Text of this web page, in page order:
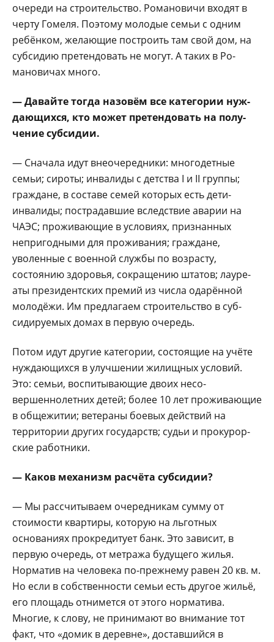
очереди на строитель­ство. Романовичи входят в
черту Гомеля. Поэтому молодые семьи с одним
ребёнком, желающие по­строить там свой дом, на
субсидию претендовать не могут. А таких в Ро­
мановичах много.
— Давайте тогда назо­вём все категории нуж­
дающихся, кто может претендовать на полу­
чение субсидии.
— Сначала идут вне­очередники: многодет­ные
семьи; сироты; ин­валиды с детства I и II группы;
граждане, в со­ставе семей которых есть дети-
инвалиды; постра­давшие вследствие ава­рии на
ЧАЭС; прожива­ющие в условиях, при­знанных
непригодными для проживания; граж­дане,
уволенные с воен­ной службы по возрасту,
состоянию здоровья, со­кращению штатов; лауре­
аты президентских пре­мий из числа одарённой
молодёжи. Им предлага­ем строительство в суб­
сидируемых домах в пер­вую очередь.
Потом идут другие ка­тегории, состоящие на учёте
нуждающихся в улучшении жилищных условий.
Это: семьи, вос­питывающие двоих несо­
вершеннолетних детей; более 10 лет проживаю­щие
в общежитии; вете­раны боевых действий на
территории других госу­дарств; судьи и прокурор­
ские работники.
— Каков механизм расчёта субсидии?
— Мы рассчитыва­ем очередникам сум­му от
стоимости квар­тиры, которую на льгот­ных
основаниях прокре­дитует банк. Это зави­сит, в
первую очередь, от метража будущего жи­лья.
Норматив на челове­ка по-прежнему равен 20 кв. м.
Но если в собствен­ности семьи есть другое жильё,
его площадь от­нимется от этого норма­тива.
Многие, к слову, не принимают во внимание тот
факт, что «домик в деревне», доставшийся в